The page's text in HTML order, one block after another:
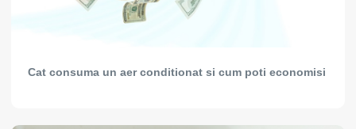
Cat consuma un aer conditionat si cum poti economisi